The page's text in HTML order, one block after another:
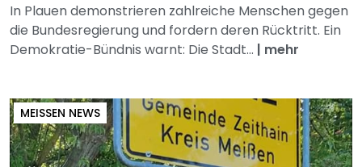
In Plauen demonstrieren zahlreiche Menschen gegen
die Bundesregierung und fordern deren Rücktritt. Ein
Demokratie-Bündnis warnt: Die Stadt... | mehr
MEISSEN NEWS